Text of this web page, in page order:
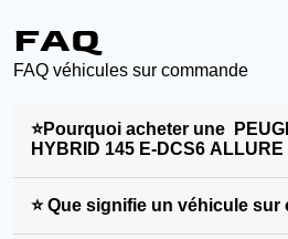
FAQ
FAQ véhicules sur commande
⭐Pourquoi acheter une
HYBRID 145 E-DCS6 ALLURE
⭐ Que signifie un véhicule sur